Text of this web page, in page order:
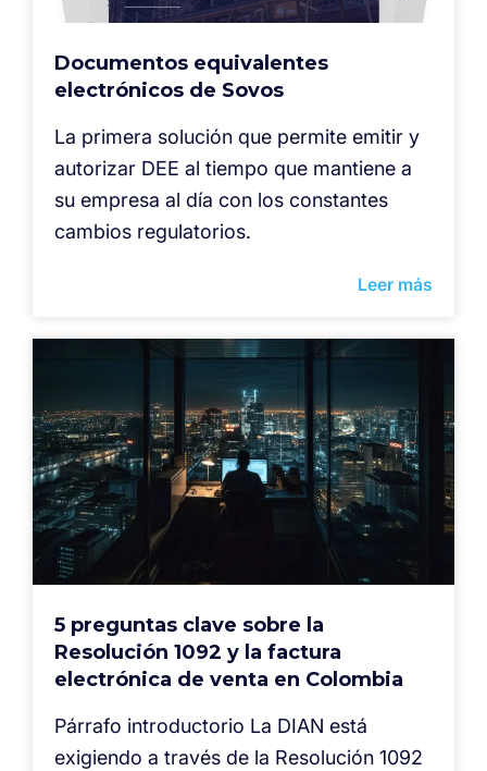
Documentos equivalentes
electrónicos de Sovos
La primera solución que permite emitir y
autorizar DEE al tiempo que mantiene a
su empresa al día con los constantes
cambios regulatorios.
Leer más
5 preguntas clave sobre la
Resolución 1092 y la factura
electrónica de venta en Colombia
Párrafo introductorio La DIAN está
exigiendo a través de la Resolución 1092